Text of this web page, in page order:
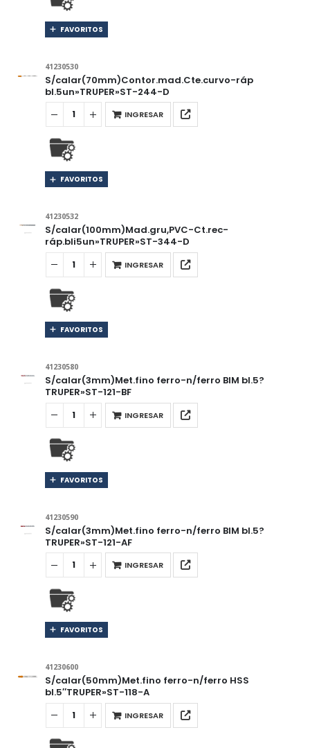
FAVORITOS
41230530
S/calar(70mm)Contor.mad.Cte.curvo-ráp
bl.5un»TRUPER»ST-244-D
INGRESAR
FAVORITOS
41230532
S/calar(100mm)Mad.gru,PVC-Ct.rec-
ráp.bli5un»TRUPER»ST-344-D
INGRESAR
FAVORITOS
41230580
S/calar(3mm)Met.fino ferro-n/ferro BIM bl.5?
TRUPER»ST-121-BF
INGRESAR
FAVORITOS
41230590
S/calar(3mm)Met.fino ferro-n/ferro BIM bl.5?
TRUPER»ST-121-AF
INGRESAR
FAVORITOS
41230600
S/calar(50mm)Met.fino ferro-n/ferro HSS
bl.5″TRUPER»ST-118-A
INGRESAR